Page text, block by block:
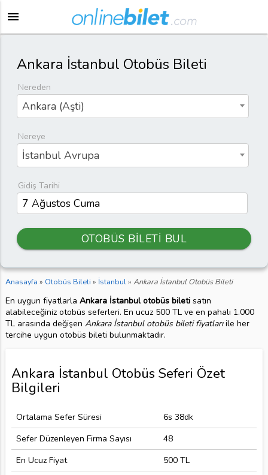
menu
Ankara İstanbul Otobüs Bileti
Nereden
Ankara (Aşti)
Nereye
İstanbul Avrupa
Gidiş Tarihi
OTOBÜS BİLETİ BUL
Anasayfa » Otobüs Bileti » İstanbul» Ankara İstanbul Otobüs Bileti
En uygun fiyatlarla Ankara İstanbul otobüs biletisatın
alabileceğiniz otobüs seferleri. En ucuz 500 TL ve en pahalı 1.000
TL arasında değişen Ankara İstanbul otobüs bileti fiyatlarıile her
tercihe uygun otobüs bileti bulunmaktadır.
Ankara İstanbul Otobüs Seferi Özet
Bilgileri
Ortalama Sefer Süresi
6s 38dk
Sefer Düzenleyen Firma Sayısı
48
En Ucuz Fiyat
500 TL